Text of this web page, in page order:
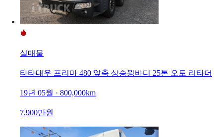
실매물
타타대우 프리마 480 앞축 상승윙바디 25톤 오토 리타더
19년 05월 · 800,000km
7,900만원